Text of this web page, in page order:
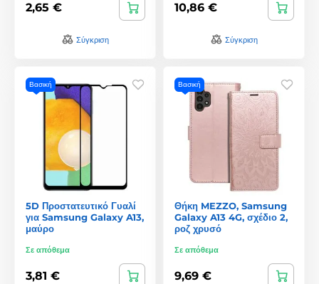
2,65 €
Σύγκριση
10,86 €
Σύγκριση
Βασική
5D Προστατευτικό Γυαλί
για Samsung Galaxy A13,
μαύρο
Σε απόθεμα
3,81 €
Βασική
Θήκη MEZZO, Samsung
Galaxy A13 4G, σχέδιο 2,
ροζ χρυσό
Σε απόθεμα
9,69 €